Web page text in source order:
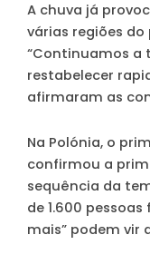
A chuva já
várias regiões
“Continuamos a
restabelecer
afirmaram as
Na Polónia, o
confirmou a
sequência da
de 1.600
mais” podem vir